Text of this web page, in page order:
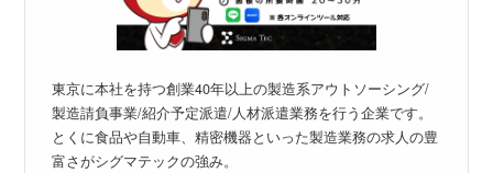
東京に本社を持つ創業40年以上の製造系アウトソーシング/
製造請負事業/紹介予定派遣/人材派遣業務を行う企業です。
とくに食品や自動車、精密機器といった製造業務の求人の豊
富さがシグマテックの強み。